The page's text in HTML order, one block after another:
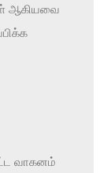
ஆகியவை
வாகனம்